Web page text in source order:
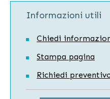
Informazioni utili
Chiedi
Stampa pagina
Richiedi